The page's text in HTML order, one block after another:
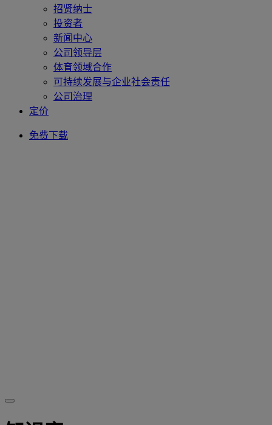
招贤纳士
投资者
新闻中心
公司领导层
体育领域合作
可持续发展与企业社会责任
公司治理
定价
免费下载